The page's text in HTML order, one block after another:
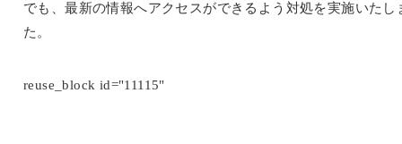
でも、最新の情報へアクセスができるよう対処を実施いたし
た。
reuse_block id="11115"